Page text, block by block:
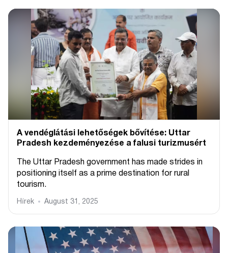
A vendéglátási lehetőségek bővítése: Uttar
Pradesh kezdeményezése a falusi turizmusért
The Uttar Pradesh government has made strides in
positioning itself as a prime destination for rural
tourism.
Hírek August 31, 2025